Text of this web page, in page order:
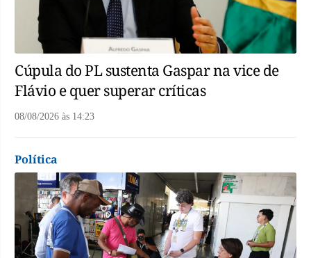
Cúpula do PL sustenta Gaspar na vice de
Flávio e quer superar críticas
08/08/2026 às 14:23
Política